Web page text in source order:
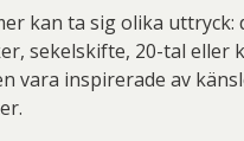
kan ta sig olika
sekelskifte, 20-tal eller
vara inspirerade av